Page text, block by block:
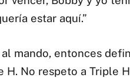
estar aquí.”
al mando, entonces
H. No respeto a Triple